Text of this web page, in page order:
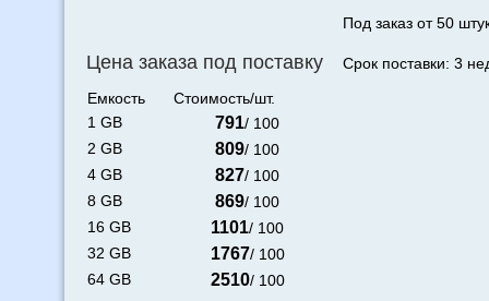
Цена заказа под поставку
Емкость
Стоимость/шт.
1 GB
791/ 100
2 GB
809/ 100
4 GB
827/ 100
8 GB
869/ 100
16 GB
1101/ 100
32 GB
1767/ 100
64 GB
2510/ 100
Под заказ от 50
Срок поставки: 3